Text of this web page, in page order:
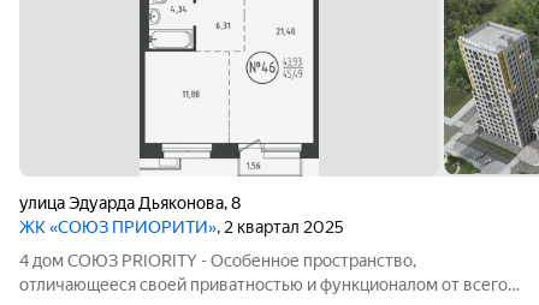
улица Эдуарда Дьяконова,8
ЖК «СОЮЗ ПРИОРИТИ», 2 квартал 2025
4 дом СОЮЗ PRIORITY - Особенное пространство,
отличающееся своей приватностью и функционалом от всего